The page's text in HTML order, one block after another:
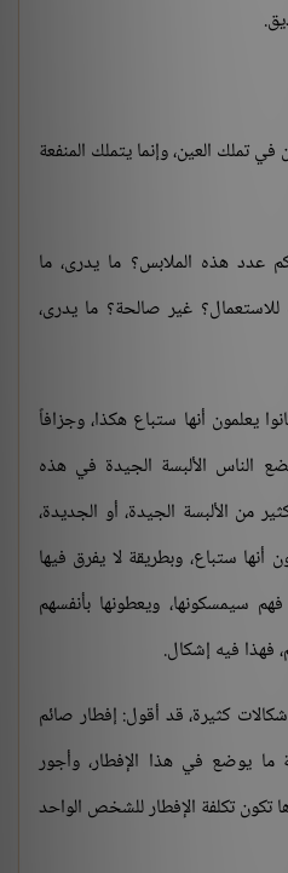
في تملك العين، وإنما يتملك المنفعة
عدد هذه الملابس؟ ما يدرى، ما
غير صالحة؟ ما يدرى،
يعلمون أنها ستباع هكذا، وجزافاً
الناس الألبسة الجيدة في هذه
من الألبسة الجيدة، أو الجديدة،
أنها ستباع، وبطريقة لا يفرق فيها
سيمسكونها، ويعطونها بأنفسهم
فهذا فيه إشكال.
كثيرة، قد أقول: إفطار صائم
ما يوضع في هذا الإفطار، وأجور
تكون تكلفة الإفطار للشخص الواحد